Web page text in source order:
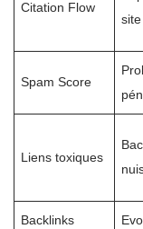
Citation Flow
Spam Score
Liens toxiques
Backlinks